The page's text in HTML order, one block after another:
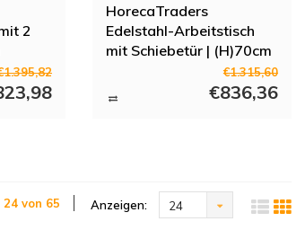
2
HorecaTraders
Edelstahl-Arbeitstisch
mit Schiebetür | (H)70cm
€1.315,60
€836,36
von 65 Anzeigen: 24